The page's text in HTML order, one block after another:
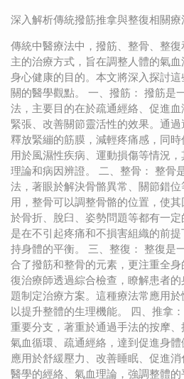
深入解析傳統撥筋推拿與整復相關療
傳統中醫療法中，撥筋、整骨、整
主的治療方式，旨在調整人體的氣
身心健康的目的。本文將深入探討
關的醫學觀點。 一、撥筋： 撥筋是
法，主要目的在於疏通經絡、促進
緊張、改善關節靈活性的效果。通
釋放緊繃的筋膜，減輕疼痛感，同
用於風濕性疾病、運動損傷等情況
理論和病因辨證。 二、整骨： 整骨
法，著眼於解決骨骼異常、關節錯
用，整骨可以調整骨骼的位置，使
於骨折、脫臼、姿勢問題等都有一
是在不引起疼痛和不損害組織的前
持身體的平衡。 三、整復： 整復是
合了撥筋和整骨的元素，更注重全
復治療師透過綜合檢查，瞭解患者
題制定治療方案。這種療法常應用於
以提升整體的生理機能。 四、推拿
重要分支，著重於通過手法的按摩
氣血循環、疏通經絡，達到促進身
應用於舒緩壓力、改善睡眠、促進
醫學的經絡、氣血理論，強調整體